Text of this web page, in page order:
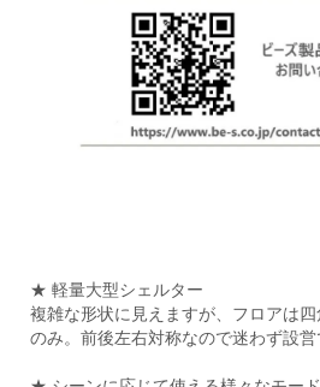
★ 軽量大型シェルター
複雑な形状に見えますが、フロアは
のみ。前後左右対称なので迷わず設営